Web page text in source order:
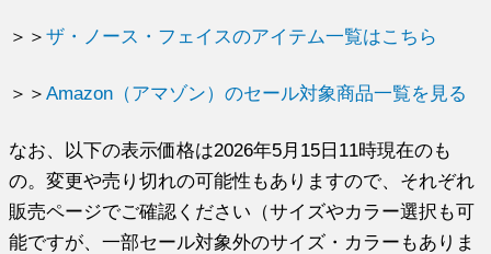
＞＞ザ・ノース・フェイスのアイテム一覧はこちら
＞＞Amazon（アマゾン）のセール対象商品一覧を見る
なお、以下の表示価格は2026年5月15日11時現在のも
の。変更や売り切れの可能性もありますので、それぞれ
販売ページでご確認ください（サイズやカラー選択も可
能ですが、一部セール対象外のサイズ・カラーもありま